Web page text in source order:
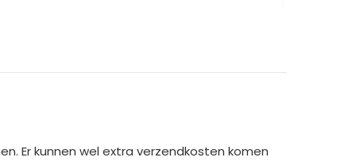
vandaag nog!
Er kunnen wel extra verzendkosten komen